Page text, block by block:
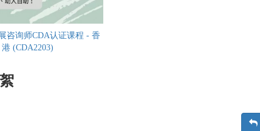
咨询师CDA认证课程 - 香
港 (CDA2203)